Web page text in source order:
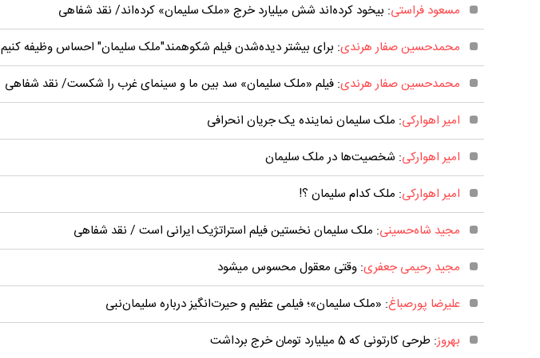
مسعود فراستی: بیخود کرده‌اند شش میلیارد خرج «ملک سلیمان» کرده‌اند/ نقد شفاهی
محمدحسین صفار هرندی: برای بیشتر دیده‌شدن فیلم شکوهمند"ملک سلیمان" احساس وظیفه کنیم
محمدحسین صفار هرندی: فیلم «ملک سلیمان» سد بین ما و سینمای غرب را شکست/ نقد شفاهی
امیر اهوارکی: ملک سلیمان نماینده یک جریان انحرافی
امیر اهوارکی: شخصیت‌ها در ملک سلیمان
امیر اهوارکی: ملک کدام سلیمان ؟!
مجید شاه‌حسینی: ملک سلیمان نخستین فیلم استراتژیک ایرانی است / نقد شفاهی
مجید رحیمی جعفری: وقتی معقول محسوس می‎شود
علیرضا پورصباغ: «ملک سلیمان»؛ فیلمی عظیم‌ و حیرت‌انگیز درباره سلیمان‌نبی
بهروز: طرحی کارتونی که 5 میلیارد تومان خرج برداشت